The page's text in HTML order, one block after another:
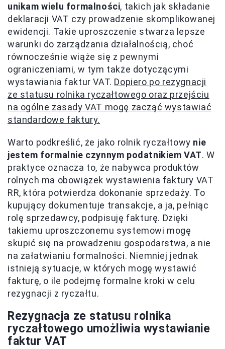
unikam wielu formalności, takich jak składanie
deklaracji VAT czy prowadzenie skomplikowanej
ewidencji. Takie uproszczenie stwarza lepsze
warunki do zarządzania działalnością, choć
równocześnie wiąże się z pewnymi
ograniczeniami, w tym także dotyczącymi
wystawiania faktur VAT. Dopiero po rezygnacji
ze statusu rolnika ryczałtowego oraz przejściu
na ogólne zasady VAT mogę zacząć wystawiać
standardowe faktury.
Warto podkreślić, że jako rolnik ryczałtowy nie
jestem formalnie czynnym podatnikiem VAT. W
praktyce oznacza to, że nabywca produktów
rolnych ma obowiązek wystawienia faktury VAT
RR, która potwierdza dokonanie sprzedaży. To
kupujący dokumentuje transakcje, a ja, pełniąc
rolę sprzedawcy, podpisuję fakturę. Dzięki
takiemu uproszczonemu systemowi mogę
skupić się na prowadzeniu gospodarstwa, a nie
na załatwianiu formalności. Niemniej jednak
istnieją sytuacje, w których mogę wystawić
fakturę, o ile podejmę formalne kroki w celu
rezygnacji z ryczałtu.
Rezygnacja ze statusu rolnika
ryczałtowego umożliwia wystawianie
faktur VAT